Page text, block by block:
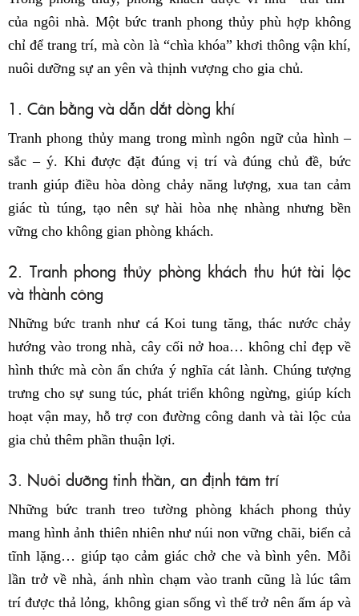
của ngôi nhà. Một bức tranh phong thủy phù hợp không
chỉ để trang trí, mà còn là “chìa khóa” khơi thông vận khí,
nuôi dưỡng sự an yên và thịnh vượng cho gia chủ.
1. Cân bằng và dẫn dắt dòng khí
Tranh phong thủy mang trong mình ngôn ngữ của hình –
sắc – ý. Khi được đặt đúng vị trí và đúng chủ đề, bức
tranh giúp điều hòa dòng chảy năng lượng, xua tan cảm
giác tù túng, tạo nên sự hài hòa nhẹ nhàng nhưng bền
vững cho không gian phòng khách.
2. Tranh phong thủy phòng khách thu hút tài lộc
và thành công
Những bức tranh như cá Koi tung tăng, thác nước chảy
hướng vào trong nhà, cây cối nở hoa… không chỉ đẹp về
hình thức mà còn ẩn chứa ý nghĩa cát lành. Chúng tượng
trưng cho sự sung túc, phát triển không ngừng, giúp kích
hoạt vận may, hỗ trợ con đường công danh và tài lộc của
gia chủ thêm phần thuận lợi.
3. Nuôi dưỡng tinh thần, an định tâm trí
Những bức tranh treo tường phòng khách phong thủy
mang hình ảnh thiên nhiên như núi non vững chãi, biển cả
tĩnh lặng… giúp tạo cảm giác chở che và bình yên. Mỗi
lần trở về nhà, ánh nhìn chạm vào tranh cũng là lúc tâm
trí được thả lỏng, không gian sống vì thế trở nên ấm áp và